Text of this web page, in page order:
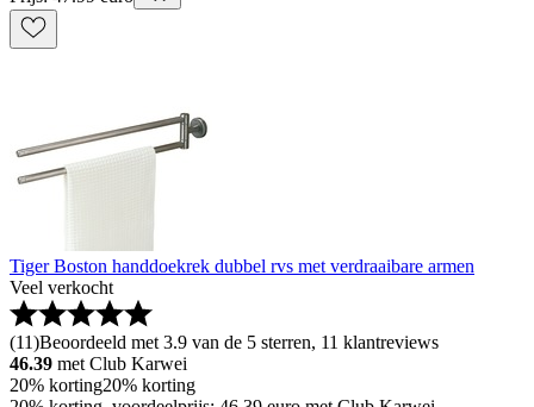
Tiger Boston handdoekrek dubbel rvs met verdraaibare armen
Veel verkocht
(11)Beoordeeld met 3.9 van de 5 sterren, 11 klantreviews
46.39 met Club Karwei
20% korting20% korting